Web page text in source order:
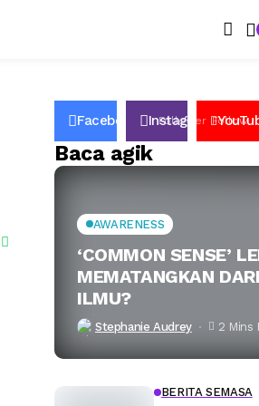
Facebook 50KFollower
InstagramFollow
Baca agik
AWARENESS
‘COMMON SENSE’
MEMATANGKAN DARI
ILMU?
Stephanie Audrey 2 Mins
BERITA SEMASA